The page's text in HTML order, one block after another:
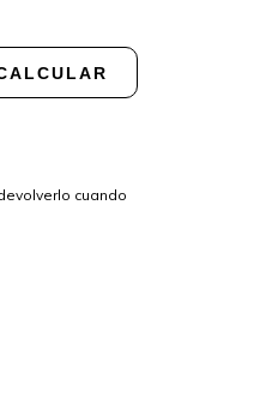
cuando